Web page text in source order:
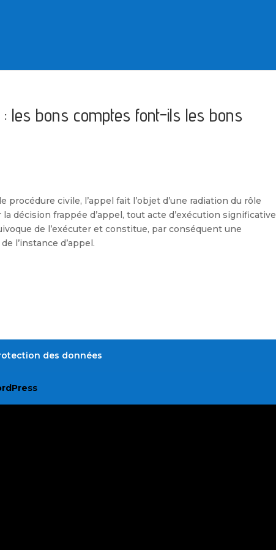
: les bons comptes font-ils les bons
procédure civile, l’appel fait l’objet d’une radiation du rôle
décision frappée d’appel, tout acte d’exécution significative
de l’exécuter et constitue, par conséquent une
l’instance d’appel.
des données